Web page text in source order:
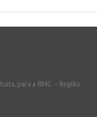
para a RMC – Região